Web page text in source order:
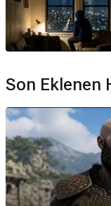
Son Eklenen